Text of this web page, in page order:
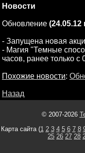
Новости
Обновление (24.05.12
- Запущена новая
- Магия "Темные
часов, ранее только с
Похожие новости:
Назад
© 2007-2026
Карта сайта (1 2 3 4 5 6 7 8
25 26 27 28